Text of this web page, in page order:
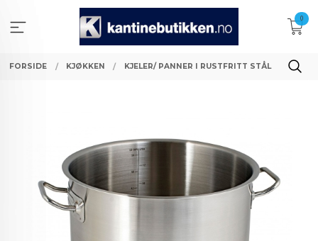
innholdet
0
FORSIDE KJØKKEN KJELER/ PANNER I RUSTFRITT STÅL